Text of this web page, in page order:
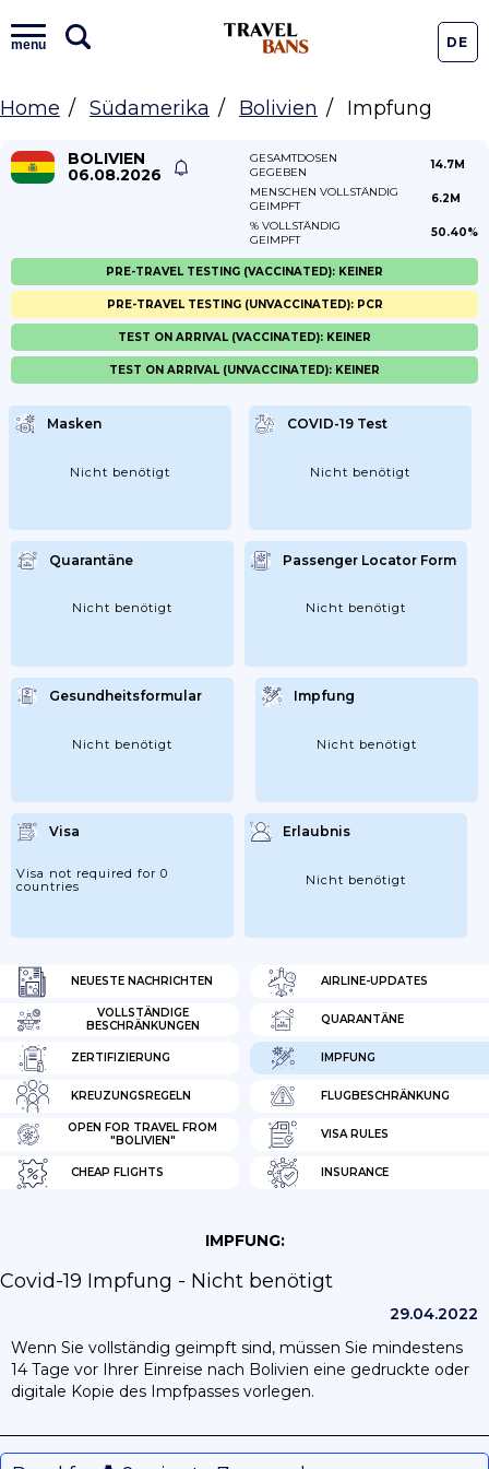
menu DE
Home Südamerika Bolivien Impfung
BOLIVIEN
06.08.2026
GESAMTDOSEN
GEGEBEN
14.7M
MENSCHEN VOLLSTÄNDIG
GEIMPFT
6.2M
% VOLLSTÄNDIG
GEIMPFT
50.40%
NEUESTE NACHRICHTEN AIRLINE-UPDATES
VOLLSTÄNDIGE
BESCHRÄNKUNGEN
QUARANTÄNE
ZERTIFIZIERUNG IMPFUNG
KREUZUNGSREGELN FLUGBESCHRÄNKUNG
OPEN FOR TRAVEL FROM
"BOLIVIEN"
VISA RULES
CHEAP FLIGHTS INSURANCE
Masken
Nicht benötigt
COVID-19 Test
Nicht benötigt
Quarantäne
Nicht benötigt
Passenger Locator Form
Nicht benötigt
Gesundheitsformular
Nicht benötigt
Impfung
Nicht benötigt
Visa
Visa not required for 0
countries
Erlaubnis
Nicht benötigt
PRE-TRAVEL TESTING (VACCINATED): KEINER
PRE-TRAVEL TESTING (UNVACCINATED): PCR
TEST ON ARRIVAL (VACCINATED): KEINER
TEST ON ARRIVAL (UNVACCINATED): KEINER
IMPFUNG:
Covid-19 Impfung - Nicht benötigt
29.04.2022
Wenn Sie vollständig geimpft sind, müssen Sie mindestens
14 Tage vor Ihrer Einreise nach Bolivien eine gedruckte oder
digitale Kopie des Impfpasses vorlegen.